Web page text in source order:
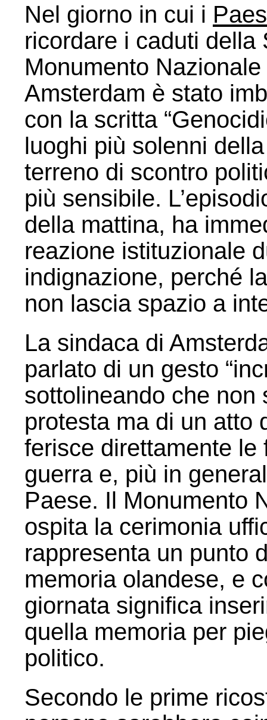
Nel giorno in cui i
ricordare i caduti
Monumento
Amsterdam è stato
con la scritta
luoghi più solenni
terreno di scontro
più sensibile.
della mattina, ha
reazione istituzionale
indignazione, perché
non lascia spazio a
La sindaca di
parlato di un gesto
sottolineando che non
protesta ma di un atto
ferisce direttamente
guerra e, più in
Paese. Il Monumento
ospita la cerimonia
rappresenta un punto
memoria olandese, e
giornata significa
quella memoria per
politico.
Secondo le prime